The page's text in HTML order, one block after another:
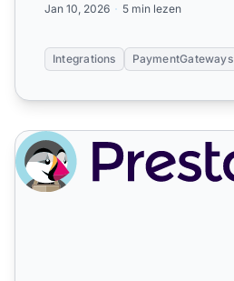
Jan 10, 2026 5 min lezen
Integrations PaymentGateways
PrestaShop